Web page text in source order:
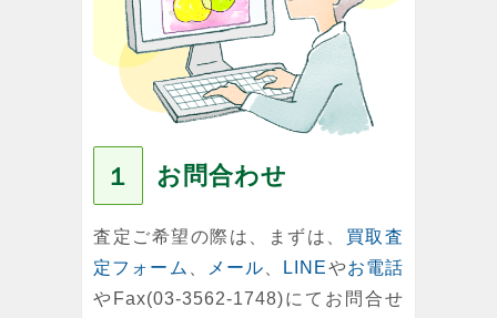
１ お問合わせ
査定ご希望の際は、まずは、 買取査
定フォーム
メール LINEやお電話
やFax(03-3562-1748)にてお問合せ